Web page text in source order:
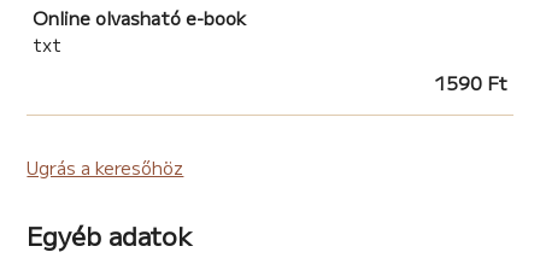
Online olvasható e-book
txt
1590 Ft
Ugrás a keresőhöz
Egyéb adatok